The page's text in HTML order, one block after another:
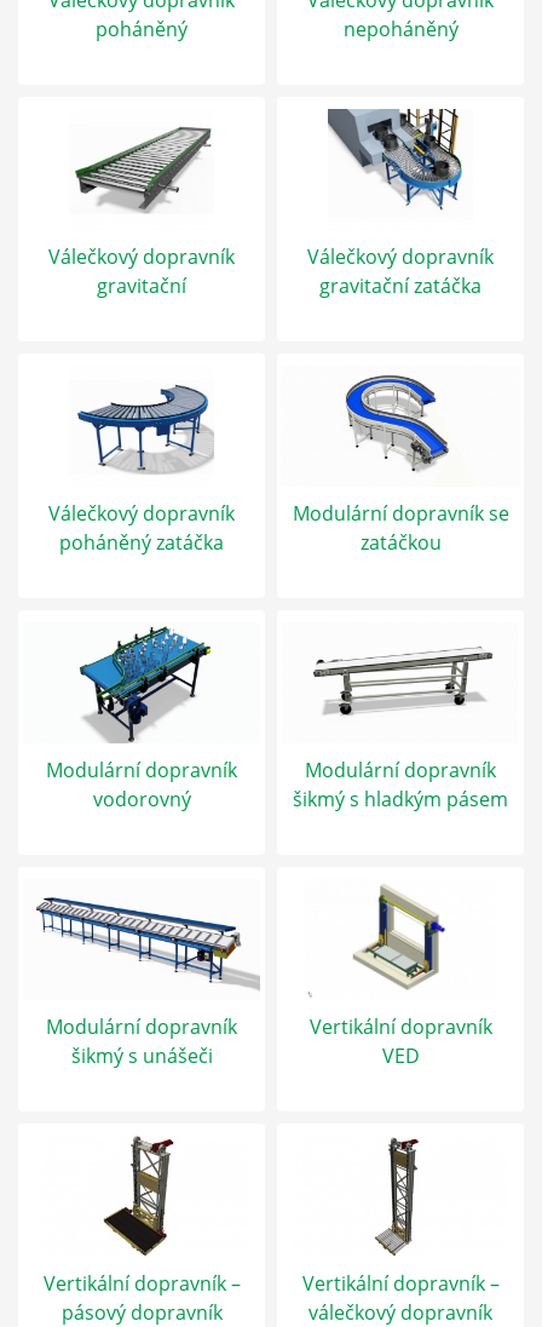
poháněný
nepoháněný
Válečkový dopravník
gravitační
Válečkový dopravník
gravitační zatáčka
Válečkový dopravník
poháněný zatáčka
Modulární dopravník se
zatáčkou
Modulární dopravník
vodorovný
Modulární dopravník
šikmý s hladkým pásem
Modulární dopravník
šikmý s unášeči
Vertikální dopravník
VED
Vertikální dopravník –
pásový dopravník
Vertikální dopravník –
válečkový dopravník